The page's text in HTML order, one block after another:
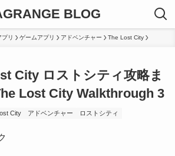
BLOG
リ ゲームアプリ アドベンチャー The Lost City
City ロストシティ攻略ま
Lost City Walkthrough 3
City アドベンチャー ロストシティ